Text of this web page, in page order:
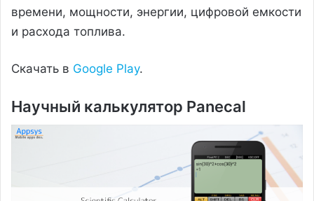
времени, мощности, энергии, цифровой емкости
и расхода топлива.
Скачать в Google Play.
Научный калькулятор Panecal